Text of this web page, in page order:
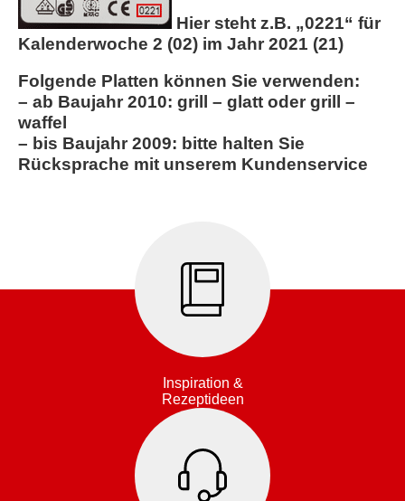
Hier steht z.B. „0221“ für
Kalenderwoche 2 (02) im Jahr 2021 (21)
Folgende Platten können Sie verwenden:
– ab Baujahr 2010: grill – glatt oder grill –
waffel
– bis Baujahr 2009: bitte halten Sie
Rücksprache mit unserem Kundenservice
Inspiration &
Rezeptideen